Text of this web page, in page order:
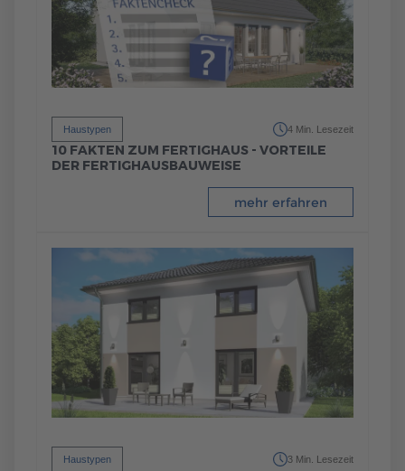
Haustypen 4 Min. Lesezeit
10 FAKTEN ZUM FERTIGHAUS - VORTEILE
DER FERTIGHAUSBAUWEISE
mehr erfahren
Haustypen 3 Min. Lesezeit